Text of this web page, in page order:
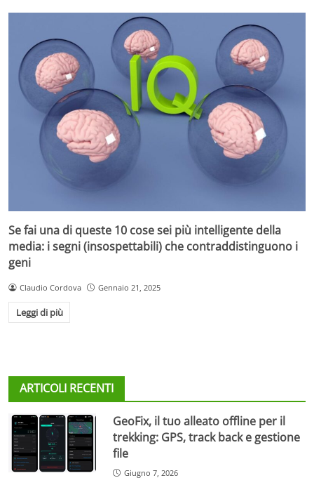
Se fai una di queste 10 cose sei più intelligente della
media: i segni (insospettabili) che contraddistinguono i
geni
Claudio Cordova Gennaio 21, 2025
Leggi di più
ARTICOLI RECENTI
GeoFix, il tuo alleato offline per il
trekking: GPS, track back e gestione
file
Giugno 7, 2026